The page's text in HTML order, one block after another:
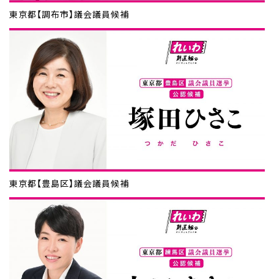
東京都【調布市】議会議員候補
東京都【豊島区】議会議員候補